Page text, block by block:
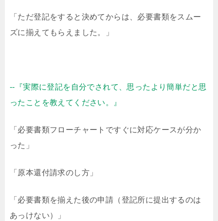
「ただ登記をすると決めてからは、必要書類をスムー
ズに揃えてもらえました。」
--『実際に登記を自分でされて、思ったより簡単だと思
ったことを教えてください。』
「必要書類フローチャートですぐに対応ケースが分か
った」
「原本還付請求のし方」
「必要書類を揃えた後の申請（登記所に提出するのは
あっけない）」